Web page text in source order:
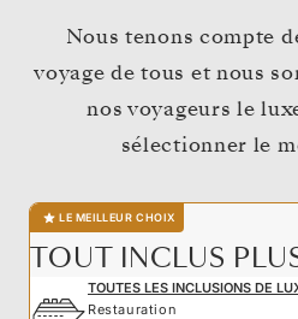
Nous tenons compte
voyage de tous et nous
nos voyageurs le
sélectionner le
LE MEILLEUR CHOIX
TOUT INCLUS
TOUTES LES INCLUSIONS DE
Restauration